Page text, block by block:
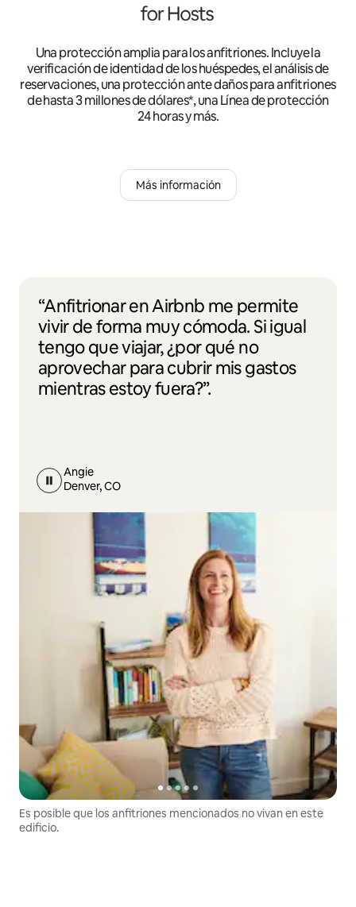
Una protección amplia para los anfitriones. Incluye la
verificación de identidad de los huéspedes, el análisis de
reservaciones, una protección ante daños para anfitriones
de hasta 3 millones de dólares*, una Línea de protección
24 horas y más.
Más información
“Anfitrionar en Airbnb me permite
vivir de forma muy cómoda. Si igual
tengo que viajar, ¿por qué no
aprovechar para cubrir mis gastos
mientras estoy fuera?”.
Angie
Denver, CO
Es posible que los anfitriones mencionados no vivan en este
edificio.